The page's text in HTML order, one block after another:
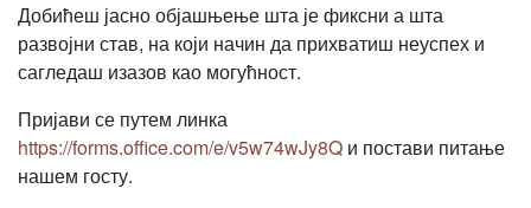
Добићеш јасно објашњење шта је фиксни а шта
развојни став, на који начин да прихватиш неуспех и
сагледаш изазов као могућност.
Пријави се путем линка
https://forms.office.com/e/v5w74wJy8Q и постави питање
нашем госту.